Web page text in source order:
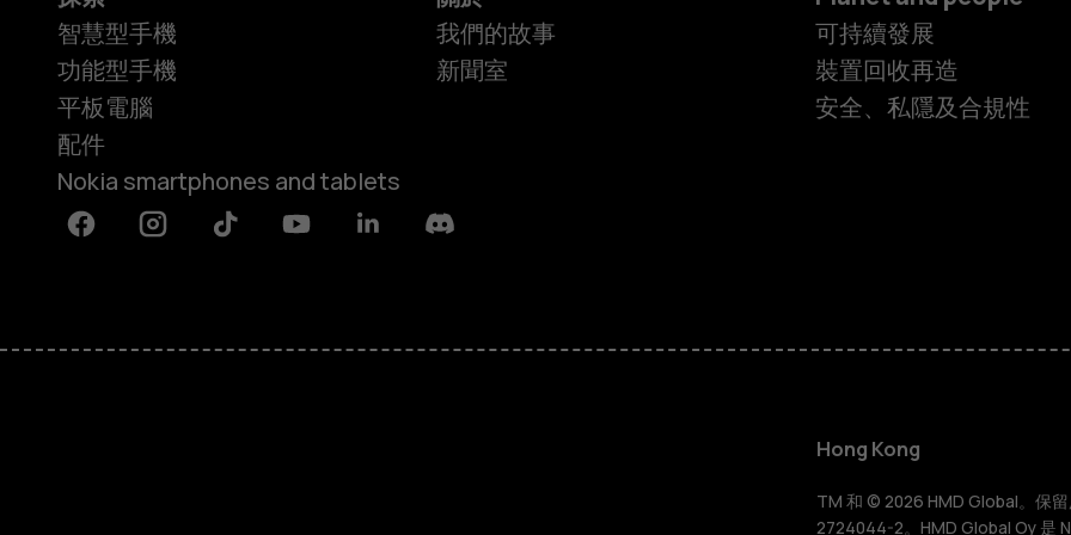
智慧型手機
功能型手機
智慧型手機
功能型手機
平板電腦
配件
Nokia smartphones and tablets
我們的故事
新聞室
可持續發展
裝置回收再造
安全、私隱及合規性
FacebookInstagramTiktok YoutubeLinkedinDiscord
Hong Kong
TM 和 © 2026 HMD Global。保
2724044-2。HMD Global Oy 是